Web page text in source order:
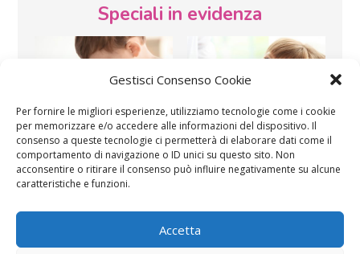
Gestisci Consenso Cookie
Per fornire le migliori esperienze, utilizziamo tecnologie come i cookie
per memorizzare e/o accedere alle informazioni del dispositivo. Il
consenso a queste tecnologie ci permetterà di elaborare dati come il
comportamento di navigazione o ID unici su questo sito. Non
acconsentire o ritirare il consenso può influire negativamente su alcune
caratteristiche e funzioni.
Accetta
Speciali in evidenza
Vaccini SOS Pediatra